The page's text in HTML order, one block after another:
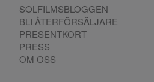
SOLFILMSBLOGGEN
BLI ÅTERFÖRSÄLJARE
PRESENTKORT
PRESS
OM OSS